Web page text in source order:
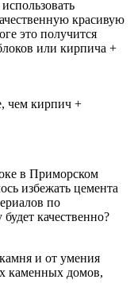
красивую
это получится
или кирпича +
чем кирпич +
в Приморском
избежать цемента
по
качественно?
и от умения
каменных домов,